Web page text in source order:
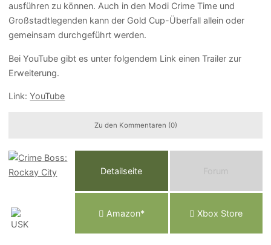
ausführen zu können. Auch in den Modi Crime Time und
Großstadtlegenden kann der Gold Cup-Überfall allein oder
gemeinsam durchgeführt werden.
Bei YouTube gibt es unter folgendem Link einen Trailer zur
Erweiterung.
Link:YouTube
Zu den Kommentaren (0)
Detailseite Forum
Amazon* Xbox Store